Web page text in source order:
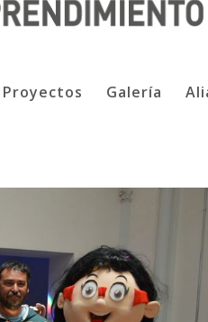
Proyectos Galería